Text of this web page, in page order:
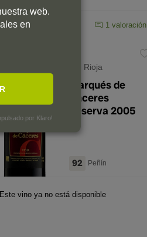
1 valoración
Rioja
Marqués de
Cáceres
Reserva 2005
92 Peñín
Este vino ya no está disponible
web.
en
por Klaro!